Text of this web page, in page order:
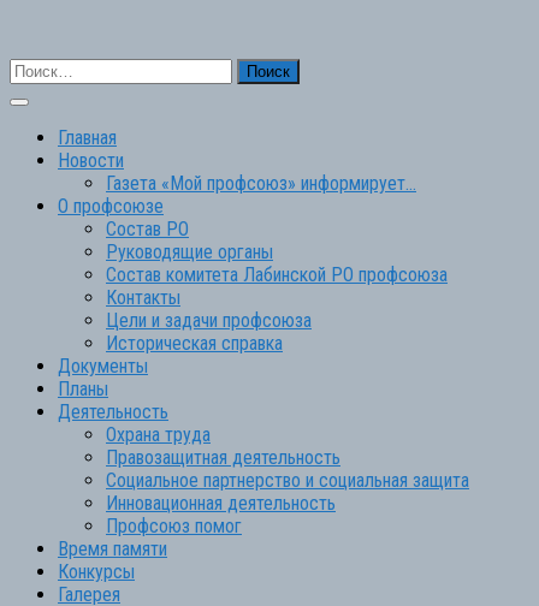
Найти:
Главная
Новости
Газета «Мой профсоюз» информирует…
О профсоюзе
Состав РО
Руководящие органы
Состав комитета Лабинской РО профсоюза
Контакты
Цели и задачи профсоюза
Историческая справка
Документы
Планы
Деятельность
Охрана труда
Правозащитная деятельность
Социальное партнерство и социальная защита
Инновационная деятельность
Профсоюз помог
Время памяти
Конкурсы
Галерея